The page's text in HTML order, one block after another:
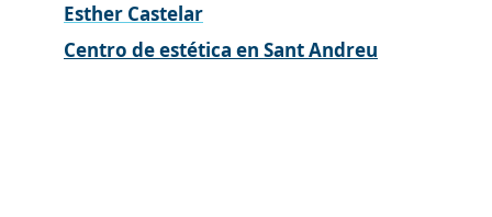
Esther Castelar
Centro de estética en Sant Andreu